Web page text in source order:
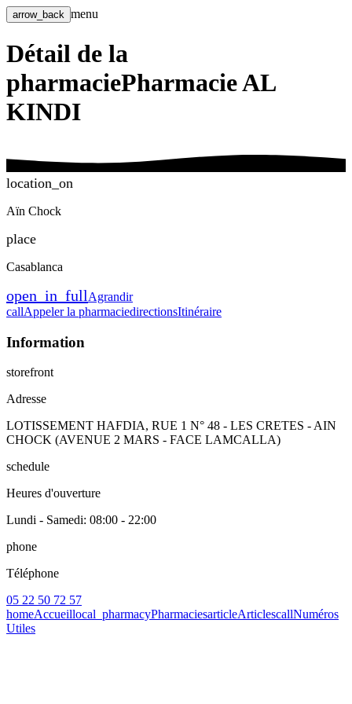
arrow_back menu
Détail de la
pharmaciePharmacie AL
KINDI
location_on
Aïn Chock
place
Casablanca
open_in_fullAgrandir
callAppeler la pharmaciedirectionsItinéraire
Information
storefront
Adresse
LOTISSEMENT HAFDIA, RUE 1 N° 48 - LES CRETES - AIN
CHOCK (AVENUE 2 MARS - FACE LAMCALLA)
schedule
Heures d'ouverture
Lundi - Samedi: 08:00 - 22:00
phone
Téléphone
05 22 50 72 57
homeAccueillocal_pharmacyPharmaciesarticleArticlescallNuméros
Utiles